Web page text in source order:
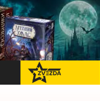
перейти на Zvezda